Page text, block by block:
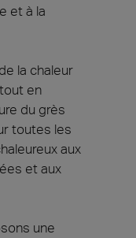
et à la
la chaleur
en
du grès
toutes les
aux
et aux
une